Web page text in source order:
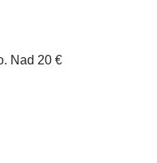
Nad 20 €